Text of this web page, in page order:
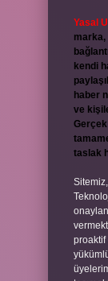
Yasal
marka,
kendi
haber
ve
taslak
proaktif